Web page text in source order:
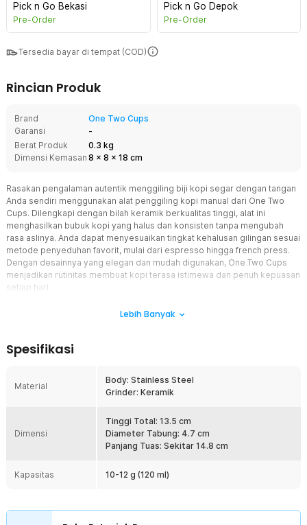
Pick n Go Bekasi
Pre-Order
Pick n Go Depok
Pre-Order
Tersedia bayar di tempat (COD)
Rincian Produk
Brand
One Two Cups
Garansi
-
Berat Produk
0.3 kg
Dimensi Kemasan 8 x 8 x 18 cm
Rasakan pengalaman autentik menggiling biji kopi segar dengan tangan
Anda sendiri menggunakan alat penggiling kopi manual dari One Two
Cups. Dilengkapi dengan bilah keramik berkualitas tinggi, alat ini
menghasilkan bubuk kopi yang halus dan konsisten tanpa mengubah
rasa aslinya. Anda dapat menyesuaikan tingkat kehalusan gilingan sesuai
metode penyeduhan favorit, mulai dari espresso hingga french press.
Dengan desainnya yang elegan dan mudah digunakan, One Two Cups
menjadikan rutinitas membuat kopi terasa istimewa dan penuh kepuasan
setiap hari.
Menggunakan keramik berkualitas tinggi yang mampu menggiling
aroma dan cita rasa kopi tetap alami. Cocok untuk penikmat kopi
yang mengutamakan kualitas rasa di setiap seduhan.
Tingkat kehalusan dapat diatur dengan mudah sesuai metode
seduh favorit Anda. Mulai dari espresso, pour over, moka pot,
hingga french press dapat dilakukan dengan satu alat. Fleksibilitas
Bodi Stainless Steel Kokoh
Lebih Banyak
Spesifikasi
Material
Body: Stainless Steel
Grinder: Keramik
Dimensi
Tinggi Total: 13.5 cm
Diameter Tabung: 4.7 cm
Panjang Tuas: Sekitar 14.8 cm
Kapasitas 10-12 g (120 ml)